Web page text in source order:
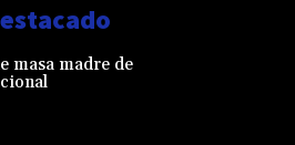
masa madre de